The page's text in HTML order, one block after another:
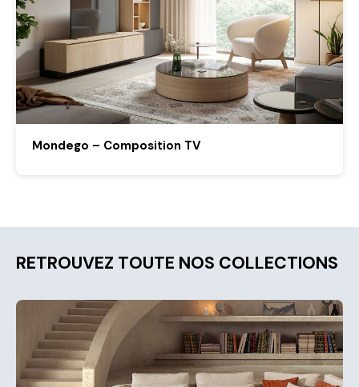
Mondego – Composition TV
RETROUVEZ TOUTE NOS COLLECTIONS